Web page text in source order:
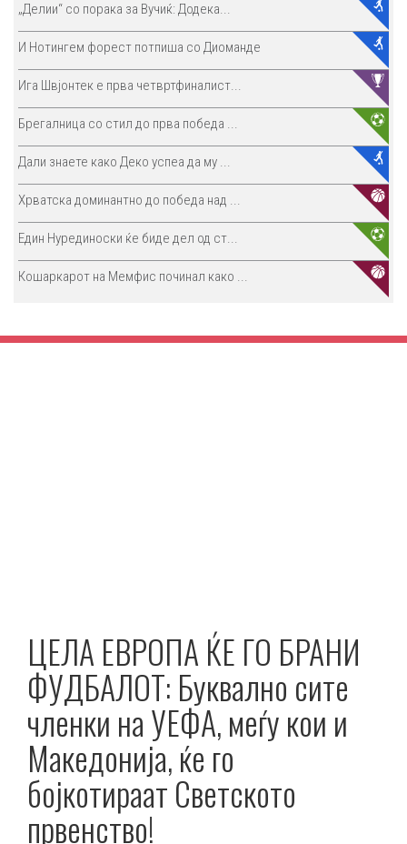
„Делии“ со порака за Вучиќ: Додека...
И Нотингем форест потпиша со Диоманде
Ига Швјонтек е прва четвртфиналист...
Брегалница со стил до прва победа ...
Дали знаете како Деко успеа да му ...
Хрватска доминантно до победа над ...
Един Нурединоски ќе биде дел од ст...
Кошаркарот на Мемфис починал како ...
ЦЕЛА ЕВРОПА ЌЕ ГО БРАНИ
ФУДБАЛОТ: Буквално сите
членки на УЕФА, меѓу кои и
Македонија, ќе го
бојкотираат Светското
првенство!